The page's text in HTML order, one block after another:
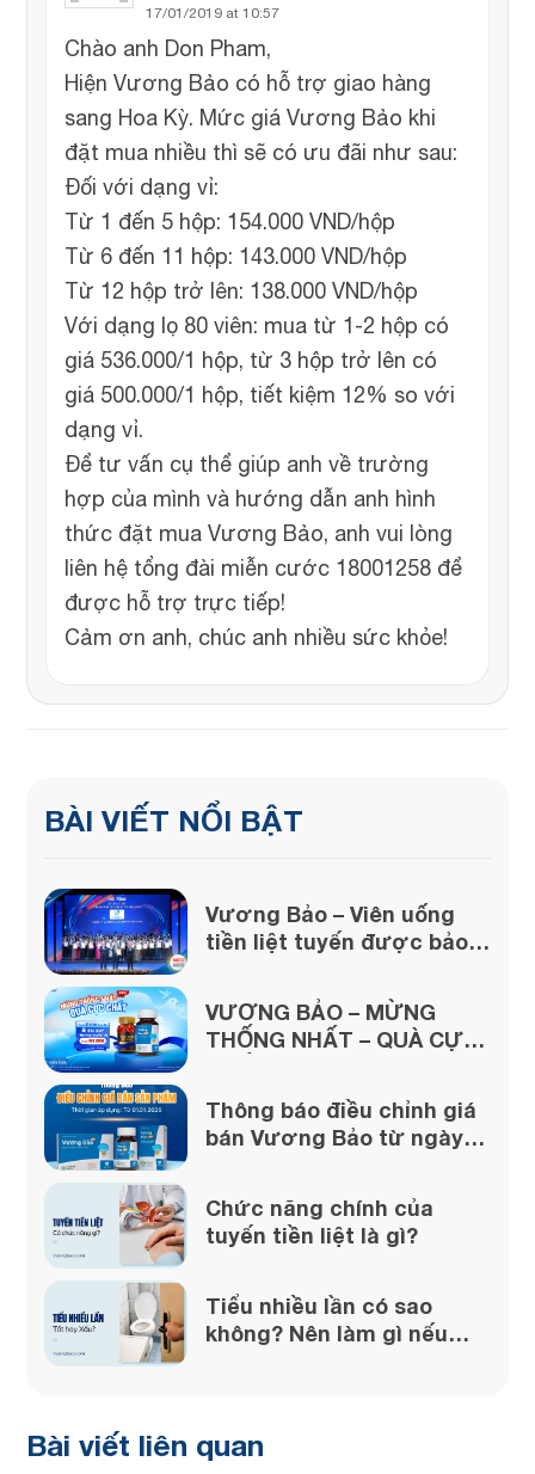
17/01/2019 at 10:57
Chào anh Don Pham,
Hiện Vương Bảo có hỗ trợ giao hàng
sang Hoa Kỳ. Mức giá Vương Bảo khi
đặt mua nhiều thì sẽ có ưu đãi như sau:
Đối với dạng vỉ:
Từ 1 đến 5 hộp: 154.000 VND/hộp
Từ 6 đến 11 hộp: 143.000 VND/hộp
Từ 12 hộp trở lên: 138.000 VND/hộp
Với dạng lọ 80 viên: mua từ 1-2 hộp có
giá 536.000/1 hộp, từ 3 hộp trở lên có
giá 500.000/1 hộp, tiết kiệm 12% so với
dạng vỉ.
Để tư vấn cụ thể giúp anh về trường
hợp của mình và hướng dẫn anh hình
thức đặt mua Vương Bảo, anh vui lòng
liên hệ tổng đài miễn cước 18001258 để
được hỗ trợ trực tiếp!
Cảm ơn anh, chúc anh nhiều sức khỏe!
BÀI VIẾT NỔI BẬT
Vương Bảo – Viên uống
tiền liệt tuyến được bảo
phẩm Thái Minh
VƯƠNG BẢO – MỪNG
THỐNG NHẤT – QUÀ CỰC
Thông báo điều chỉnh giá
bán Vương Bảo từ ngày
Chức năng chính của
tuyến tiền liệt là gì?
Tiểu nhiều lần có sao
không? Nên làm gì nếu
Bài viết liên quan